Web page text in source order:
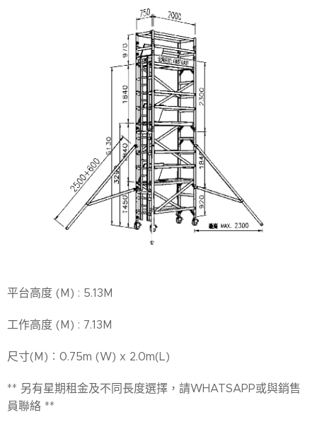
平台高度 (M) : 5.13M
工作高度 (M) : 7.13M
尺寸(M)︰0.75m (W) x 2.0m(L)
** 另有星期租金及不同長度選擇，請WHATSAPP或與銷售
員聯絡 **